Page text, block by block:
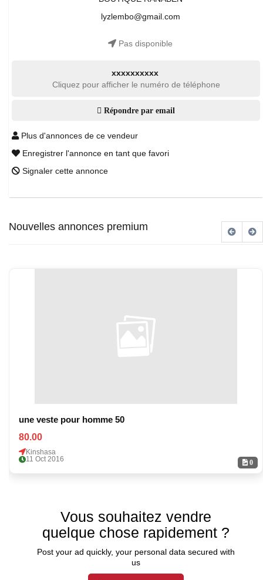
lyzlembo@gmail.com
Pas disponible
xxxxxxxxxx
Cliquez pour afficher le numéro de téléphone
Répondre par email
Plus d'annonces de ce vendeur
Enregistrer l'annonce en tant que favori
Signaler cette annonce
Nouvelles annonces premium
0
une veste pour homme 50
80.00
Kinshasa
11 Oct 2016
Vous souhaitez vendre
quelque chose rapidement ?
Post your ad quickly, your personal data secured with
us